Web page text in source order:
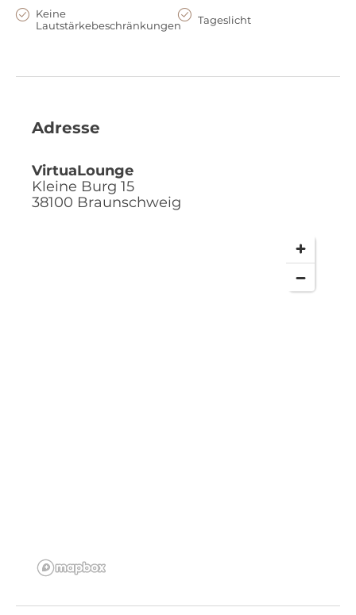
Keine
Lautstärkebeschränkungen
Tageslicht
Adresse
VirtuaLounge
Kleine Burg 15
38100 Braunschweig